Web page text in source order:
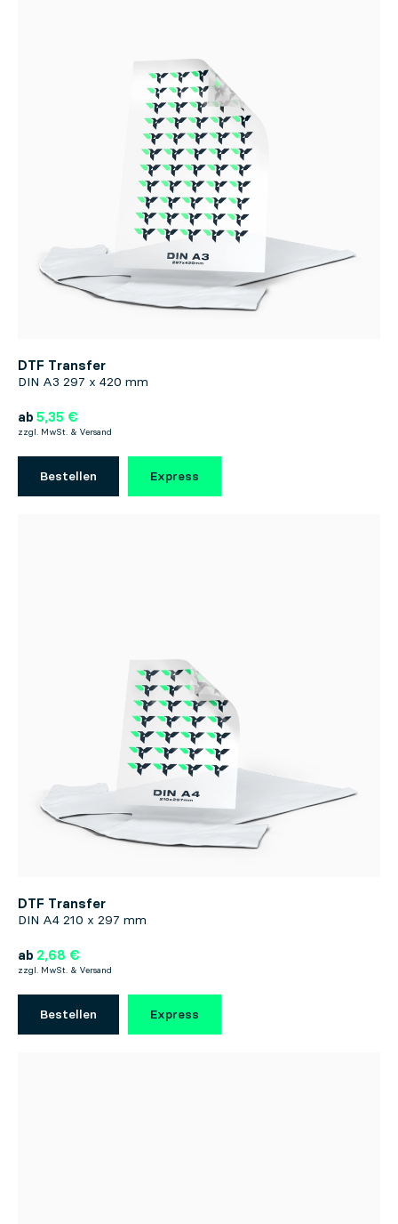
DTF Transfer
DIN A3 297 x 420 mm
ab 5,35 €
zzgl. MwSt. & Versand
Bestellen Express
DTF Transfer
DIN A4 210 x 297 mm
ab 2,68 €
zzgl. MwSt. & Versand
Bestellen Express